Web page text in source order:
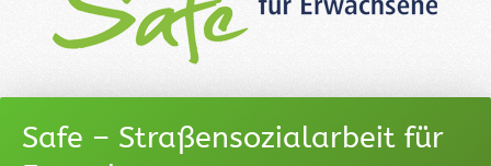
Safe – Straßensozialarbeit für